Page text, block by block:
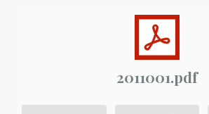
2011001.pdf